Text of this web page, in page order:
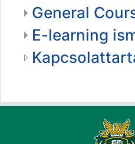
General
E-learning